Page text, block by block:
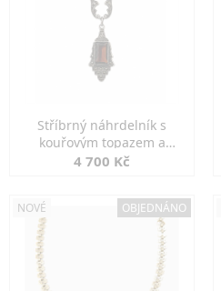
Stříbrný náhrdelník s
kouřovým topazem a
markazity
4 700 Kč
NOVÉ OBJEDNÁNO